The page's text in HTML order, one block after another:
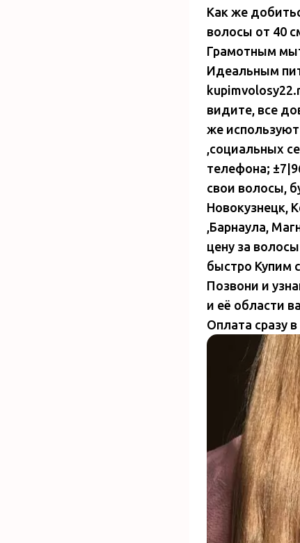
Как же
волосы от 40
Грамотным
Идеальным
видите, все
же
,социальных
телефона;
свои волосы,
Новокузнецк,
,Барнаула,
цену за
быстро Купим
Позвони и
и её области
Оплата сразу